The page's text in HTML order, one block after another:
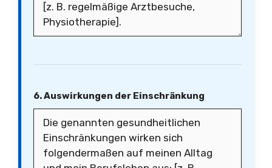
6. Auswirkungen der Einschränkung